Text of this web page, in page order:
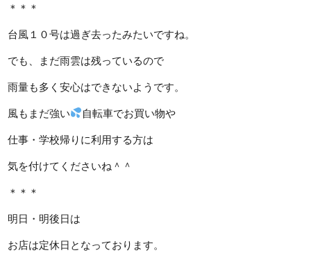
＊＊＊
台風１０号は過ぎ去ったみたいですね。
でも、まだ雨雲は残っているので
雨量も多く安心はできないようです。
風もまだ強い 自転車でお買い物や
仕事・学校帰りに利用する方は
気を付けてくださいね＾＾
＊＊＊
明日・明後日は
お店は定休日となっております。